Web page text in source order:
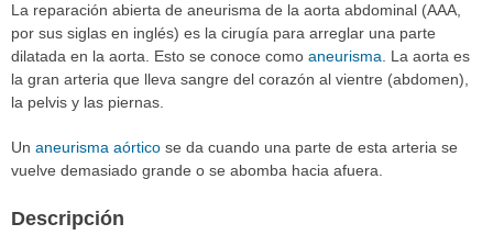
La reparación abierta de aneurisma de la aorta abdominal (AAA,
por sus siglas en inglés) es la cirugía para arreglar una parte
dilatada en la aorta. Esto se conoce como aneurisma. La aorta es
la gran arteria que lleva sangre del corazón al vientre (abdomen),
la pelvis y las piernas.
Un aneurisma aórtico se da cuando una parte de esta arteria se
vuelve demasiado grande o se abomba hacia afuera.
Descripción